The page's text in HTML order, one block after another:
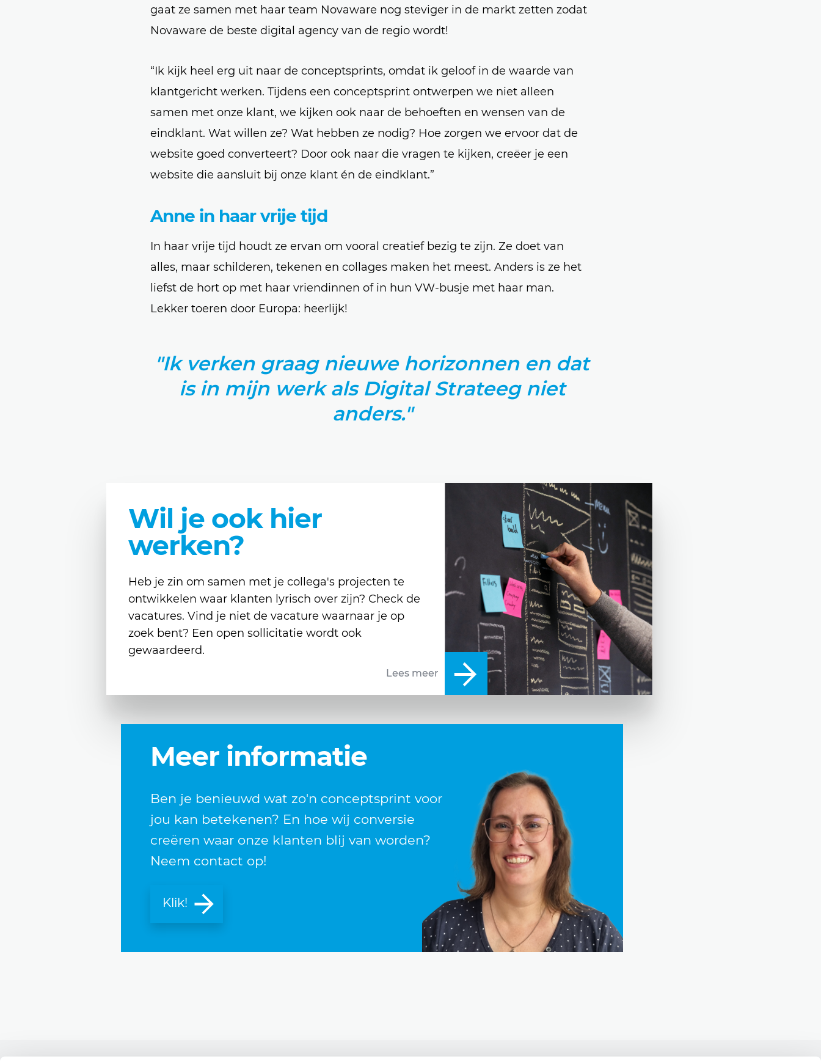
gaat ze samen met haar team Novaware nog steviger in de markt zetten zodat
Novaware de beste digital agency van de regio wordt!
“Ik kijk heel erg uit naar de conceptsprints, omdat ik geloof in de waarde van
klantgericht werken. Tijdens een conceptsprint ontwerpen we niet alleen
samen met onze klant, we kijken ook naar de behoeften en wensen van de
eindklant. Wat willen ze? Wat hebben ze nodig? Hoe zorgen we ervoor dat de
website goed converteert? Door ook naar die vragen te kijken, creëer je een
website die aansluit bij onze klant én de eindklant.”
Anne in haar vrije tijd
In haar vrije tijd houdt ze ervan om vooral creatief bezig te zijn. Ze doet van
alles, maar schilderen, tekenen en collages maken het meest. Anders is ze het
liefst de hort op met haar vriendinnen of in hun VW-busje met haar man.
Lekker toeren door Europa: heerlijk!
"Ik verken graag nieuwe horizonnen en dat
is in mijn werk als Digital Strateeg niet
anders."
Wil je ook hier
werken?
Heb je zin om samen met je collega's projecten te
ontwikkelen waar klanten lyrisch over zijn? Check de
vacatures. Vind je niet de vacature waarnaar je op
zoek bent? Een open sollicitatie wordt ook
gewaardeerd.
Lees meer
Meer informatie
Ben je benieuwd wat zo'n conceptsprint voor
jou kan betekenen? En hoe wij conversie
creëren waar onze klanten blij van worden?
Neem contact op!
Klik!